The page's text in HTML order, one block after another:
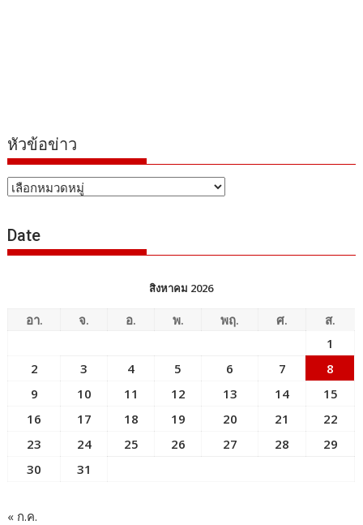
หัวข้อข่าว
หัวข้อ
Date
สิงหาคม 2026
อา. จ. อ. พ. พฤ. ศ.
ส.
1
2
3 4 5 6 7
8
9
10 11 12 13 14
15
16
17 18 19 20 21
22
23
24 25 26 27 28
29
30
31
« ก.ค.